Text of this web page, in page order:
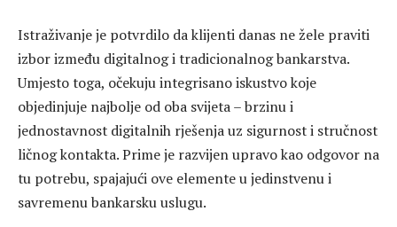
Istraživanje je potvrdilo da klijenti danas ne žele praviti
izbor između digitalnog i tradicionalnog bankarstva.
Umjesto toga, očekuju integrisano iskustvo koje
objedinjuje najbolje od oba svijeta – brzinu i
jednostavnost digitalnih rješenja uz sigurnost i stručnost
ličnog kontakta. Prime je razvijen upravo kao odgovor na
tu potrebu, spajajući ove elemente u jedinstvenu i
savremenu bankarsku uslugu.